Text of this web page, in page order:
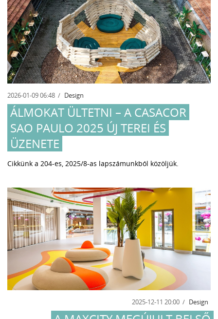
2026-01-09 06:48 Design
ÁLMOKAT ÜLTETNI – A CASACOR
SAO PAULO 2025 ÚJ TEREI ÉS
ÜZENETE
Cikkünk a 204-es, 2025/8-as lapszámunkból közöljük.
2025-12-11 20:00 Design